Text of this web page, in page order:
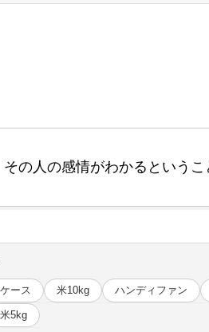
の人の感情がわかるというこ
ース 米10kg ハンディファン
米5kg